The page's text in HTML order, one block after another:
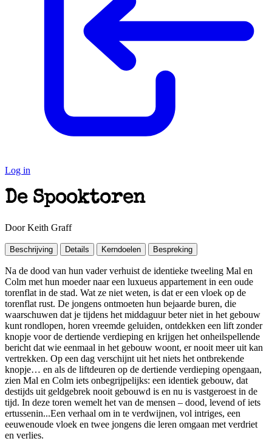
Log in
De Spooktoren
Door Keith Graff
Beschrijving Details Kerndoelen Bespreking
Na de dood van hun vader verhuist de identieke tweeling Mal en
Colm met hun moeder naar een luxueus appartement in een oude
torenflat in de stad. Wat ze niet weten, is dat er een vloek op de
torenflat rust. De jongens ontmoeten hun bejaarde buren, die
waarschuwen dat je tijdens het middaguur beter niet in het gebouw
kunt rondlopen, horen vreemde geluiden, ontdekken een lift zonder
knopje voor de dertiende verdieping en krijgen het onheilspellende
bericht dat wie eenmaal in het gebouw woont, er nooit meer uit kan
vertrekken. Op een dag verschijnt uit het niets het ontbrekende
knopje… en als de liftdeuren op de dertiende verdieping opengaan,
zien Mal en Colm iets onbegrijpelijks: een identiek gebouw, dat
destijds uit geldgebrek nooit gebouwd is en nu is vastgeroest in de
tijd. In deze toren wemelt het van de mensen – dood, levend of iets
ertussenin...Een verhaal om in te verdwijnen, vol intriges, een
eeuwenoude vloek en twee jongens die leren omgaan met verdriet
en verlies.